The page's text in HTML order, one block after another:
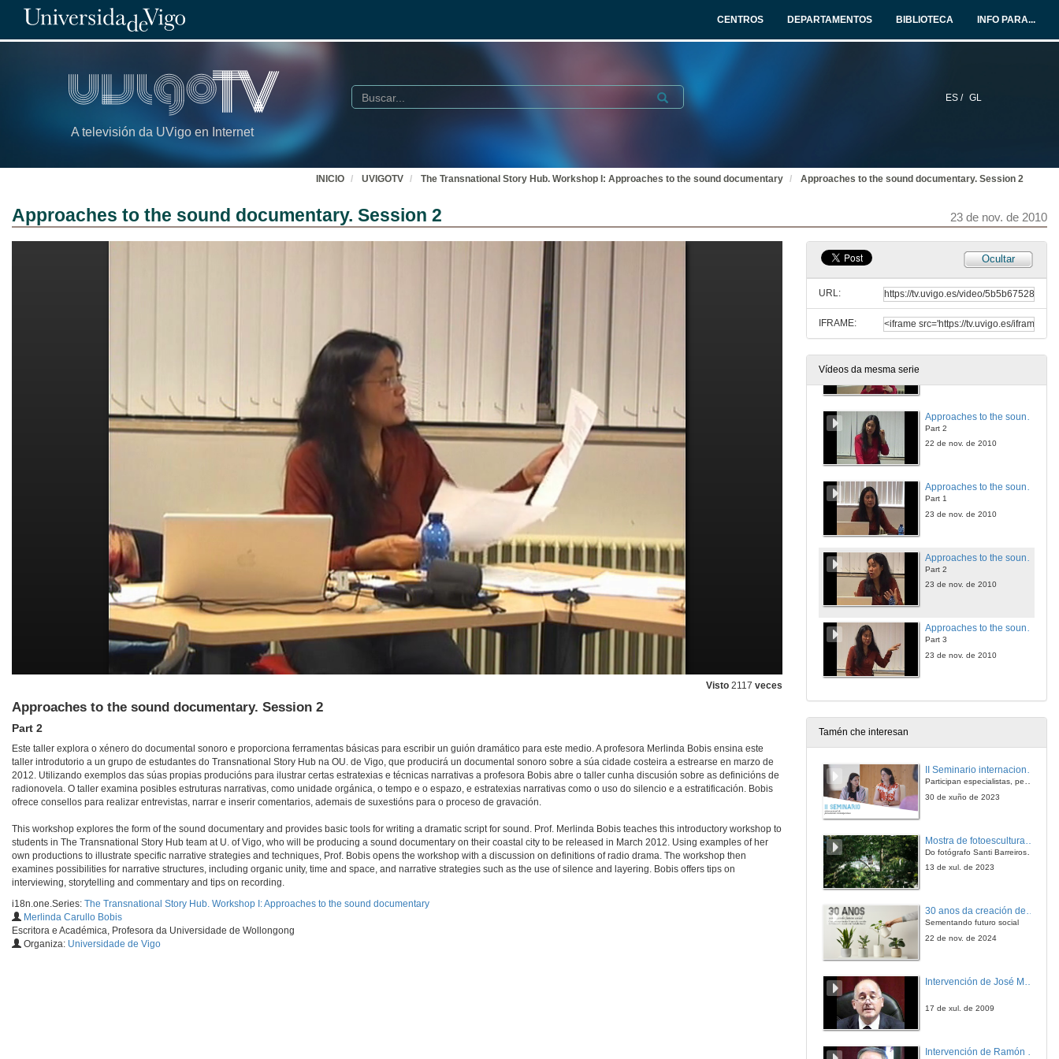
CENTROS DEPARTAMENTOS BIBLIOTECA INFO PARA...
A televisión da UVigo en Internet
ES / GL
Buscar Submit
INICIO UVIGOTV The Transnational Story Hub. Workshop I: Approaches to the sound documentary Approaches to the sound documentary. Session 2
Approaches to the sound documentary. Session 2 23 de nov. de 2010
Visto 2117 veces
Approaches to the sound documentary. Session 2
Part 2
Este taller explora o xénero do documental sonoro e proporciona ferramentas básicas para escribir un guión dramático para este medio. A profesora Merlinda Bobis ensina este
taller introdutorio a un grupo de estudantes do Transnational Story Hub na OU. de Vigo, que producirá un documental sonoro sobre a súa cidade costeira a estrearse en marzo de
2012. Utilizando exemplos das súas propias producións para ilustrar certas estratexias e técnicas narrativas a profesora Bobis abre o taller cunha discusión sobre as definicións de
radionovela. O taller examina posibles estruturas narrativas, como unidade orgánica, o tempo e o espazo, e estratexias narrativas como o uso do silencio e a estratificación. Bobis
ofrece consellos para realizar entrevistas, narrar e inserir comentarios, ademais de suxestións para o proceso de gravación.
This workshop explores the form of the sound documentary and provides basic tools for writing a dramatic script for sound. Prof. Merlinda Bobis teaches this introductory workshop to
students in The Transnational Story Hub team at U. of Vigo, who will be producing a sound documentary on their coastal city to be released in March 2012. Using examples of her
own productions to illustrate specific narrative strategies and techniques, Prof. Bobis opens the workshop with a discussion on definitions of radio drama. The workshop then
examines possibilities for narrative structures, including organic unity, time and space, and narrative strategies such as the use of silence and layering. Bobis offers tips on
interviewing, storytelling and commentary and tips on recording.
i18n.one.Series: The Transnational Story Hub. Workshop I: Approaches to the sound documentary
Merlinda Carullo Bobis
Escritora e Académica, Profesora da Universidade de Wollongong
Organiza: Universidade de Vigo
Ocultar
URL:
IFRAME:
Vídeos da mesma serie
Part 2
22 de nov. de 2010
Approaches to the sound documentary. Session 2
Part 1
23 de nov. de 2010
Part 2
23 de nov. de 2010
Approaches to the sound documentary. Session 2
Part 3
23 de nov. de 2010
Tamén che interesan
II Seminario internacional de pensamento contemporáneo. Pensar o Antropoceno
Participan especialistas, pensadores e pensadoras que traballan desde hai anos sobre temas de pensamento contemporáneo en universidades de Estados Unidos, Reino Unido, Canadá, México e España.
30 de xuño de 2023
Do fotógrafo Santi Barreiros e o escultor Nito Contreras.
13 de xul. de 2023
30 anos da creación de Educación Social e de Traballo Social
Sementando futuro social
22 de nov. de 2024
17 de xul. de 2009
Intervención de Ramón Villlares